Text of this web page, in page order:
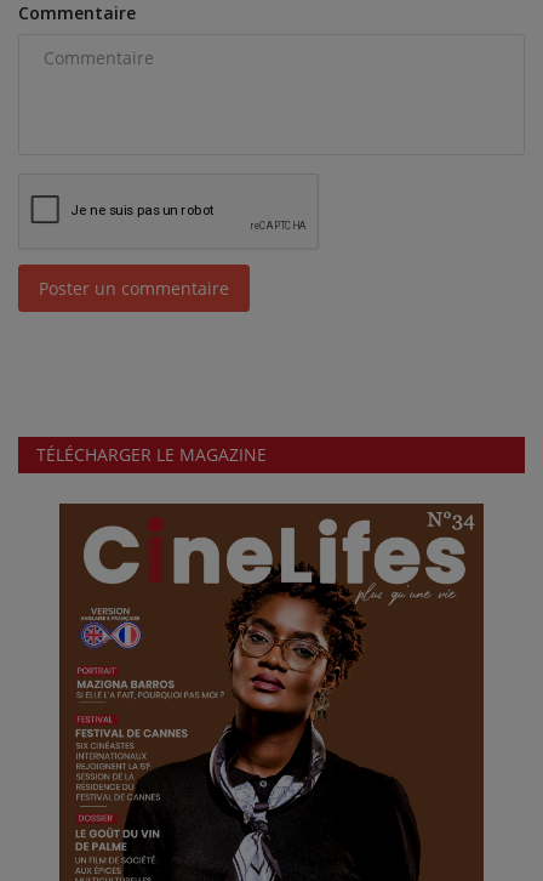
Commentaire
Poster un commentaire
TÉLÉCHARGER LE MAGAZINE